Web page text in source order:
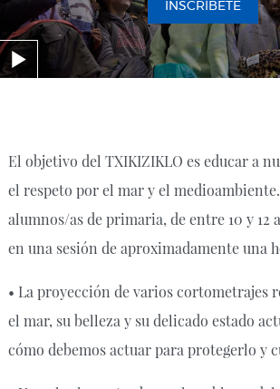
INSCRÍBETE
El objetivo del TXIKIZIKLO es educar a
el respeto por el mar y el
alumnos/as de primaria, de entre 10 y 12
en una sesión de aproximadamente una
• La proyección de varios cortometrajes
el mar, su belleza y su delicado estado
cómo debemos actuar para protegerlo y